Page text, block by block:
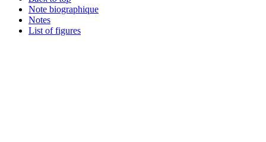
Note biographique
Notes
List of figures